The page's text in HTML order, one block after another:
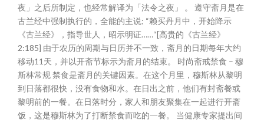
夜」之后所制定，也经常解译为「法令之夜」 。 遵守斋月是在
古兰经中强制执行的，全能的主说; “赖买丹月中，开始降示
《古兰经》，指导世人，昭示明证……“[高贵的《古兰经》
2:185] 由于农历的周期与日历并不一致，斋月的日期每年大约
移动11天，并以开斋节标示为斋月的结束。 时尚斋戒禁食 – 穆
斯林常规 禁食是斋月的关键因素。在这个月里，穆斯林从黎明
到日落都很快，没有食物和水。在日出之前，他们有封斋餐或
黎明前的一餐。在日落时分，家人和朋友聚集在一起进行开斋
饭，这是穆斯林为了打断禁食而吃的一餐。 当健康专家提出间